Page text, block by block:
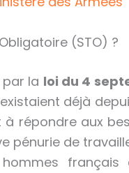
(STO) ?
la loi du 4
déjà
à répondre aux
pénurie de